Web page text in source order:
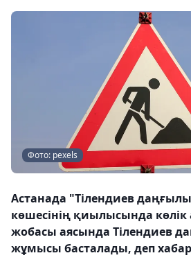
Фото: pexels
Астанада "Тілендиев
көшесінің қиылысында
жобасы аясында Тілендиев
жұмысы басталады, деп